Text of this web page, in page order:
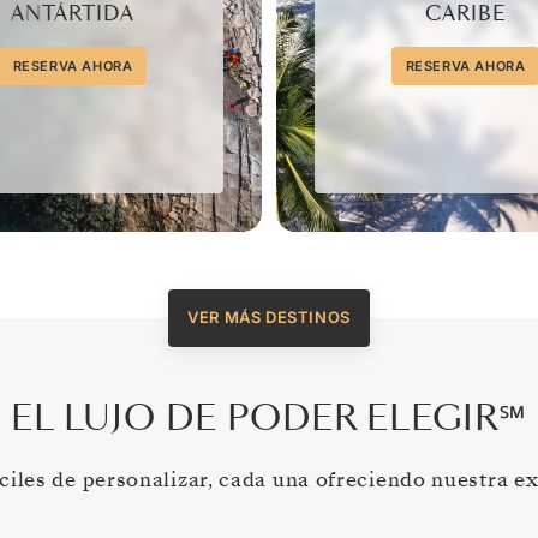
ANTÁRTIDA
RESERVA AHORA
CARIBE
RESERVA AHORA
VER MÁS DESTINOS
EL LUJO DE PODER ELEGIR℠
de personalizar, cada una ofreciendo nuestra